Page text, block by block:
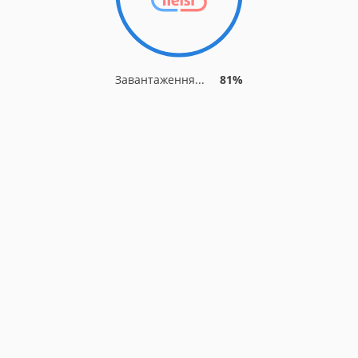
Завантаження... 81%